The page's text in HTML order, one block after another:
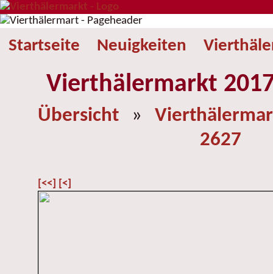
Startseite Neuigkeiten
Vierthälermarkt
Übersicht »
2627
[<<] [<]